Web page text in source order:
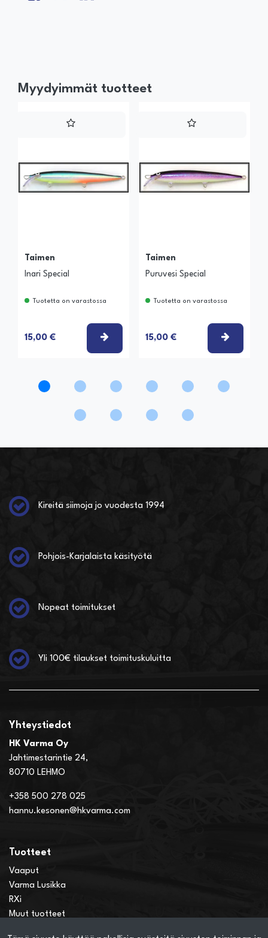
Myydyimmät tuotteet
Taimen
Inari Special
Tuotetta on varastossa
15,00 € VALITSE VAIHTOEHTO
Taimen
Puruvesi Special
Tuotetta on varastossa
15,00 €
Kireitä siimoja jo vuodesta 1994
Pohjois-Karjalaista käsityötä
Nopeat toimitukset
Yli 100€ tilaukset toimituskuluitta
Yhteystiedot
HK Varma Oy
Jahtimestarintie 24,
80710 LEHMO
+358 500 278 025
hannu.kesonen@hkvarma.com
Tuotteet
Vaaput
Varma Lusikka
RXi
Muut tuotteet